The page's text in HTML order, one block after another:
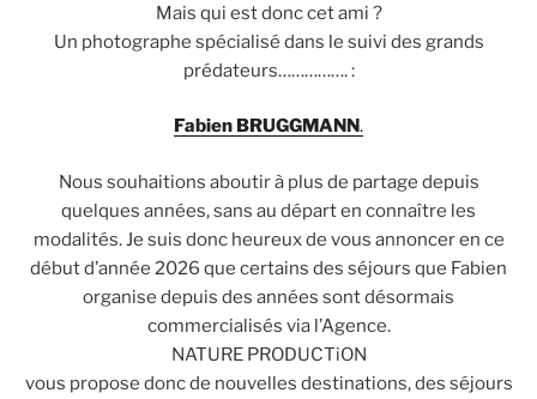
Mais qui est donc cet ami ?
Un photographe spécialisé dans le suivi des grands
prédateurs……………. :
Fabien BRUGGMANN.
Nous souhaitions aboutir à plus de partage depuis
quelques années, sans au départ en connaître les
modalités. Je suis donc heureux de vous annoncer en ce
début d’année 2026 que certains des séjours que Fabien
organise depuis des années sont désormais
commercialisés via l’Agence.
NATURE PRODUCTiON
vous propose donc de nouvelles destinations, des séjours